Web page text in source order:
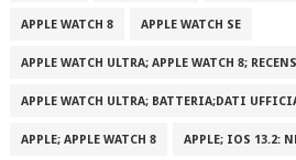
APPLE WATCH 8 APPLE WATCH SE
APPLE WATCH ULTRA; APPLE WATCH 8;
APPLE WATCH ULTRA; BATTERIA;DATI
APPLE; APPLE WATCH 8 APPLE; IOS 13.2: